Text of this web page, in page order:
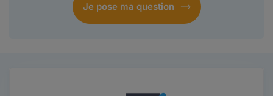
Je pose ma question